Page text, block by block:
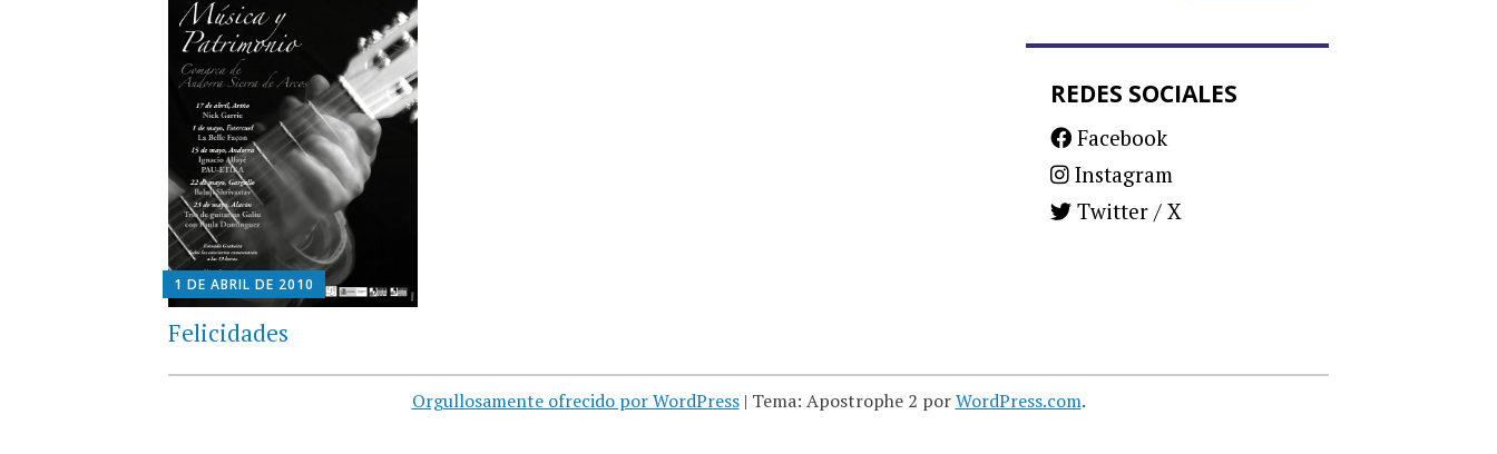
1 DE ABRIL DE 2010
Felicidades
REDES SOCIALES
Facebook
Instagram
Twitter / X
Orgullosamente ofrecido por WordPress | Tema: Apostrophe 2 porWordPress.com.